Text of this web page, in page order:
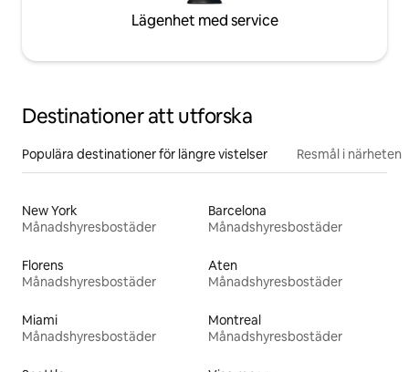
Lägenhet med service
Destinationer att utforska
Populära destinationer för längre vistelser Resmål i närheten
New York
Månadshyresbostäder
Barcelona
Månadshyresbostäder
Florens
Månadshyresbostäder
Aten
Månadshyresbostäder
Miami
Månadshyresbostäder
Montreal
Månadshyresbostäder